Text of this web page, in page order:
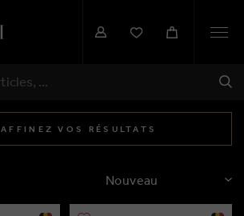
AFFINEZ VOS RÉSULTATS
TRIER